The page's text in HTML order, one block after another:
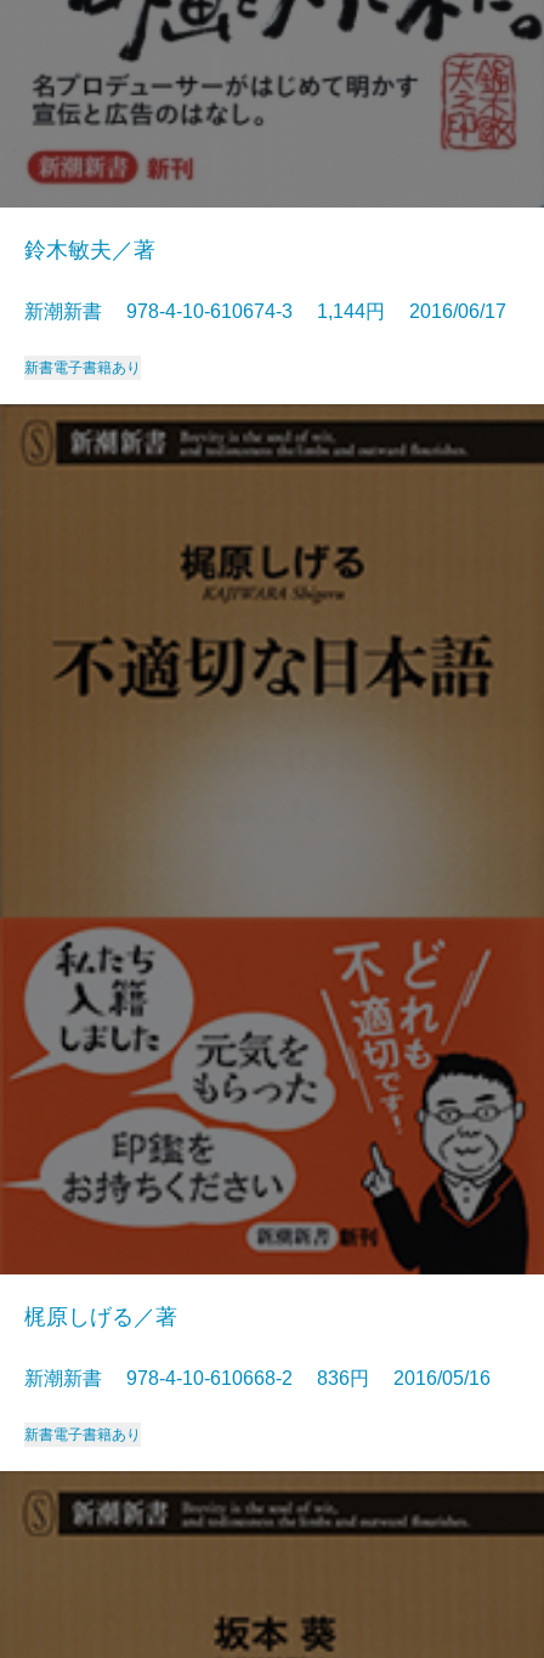
鈴木敏夫／著
新潮新書 978-4-10-610674-3 1,144円 2016/06/17
新書電子書籍あり
梶原しげる／著
新潮新書 978-4-10-610668-2 836円 2016/05/16
新書電子書籍あり